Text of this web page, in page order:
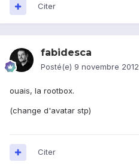
Citer
fabidesca
Posté(e) 9 novembre 2012
ouais, la rootbox.
(change d'avatar stp)
Citer